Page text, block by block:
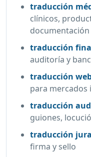
traducción
clínicos,
traducción
auditoría y
traducción web
para mercados
traducción
guiones,
traducción
firma y sello